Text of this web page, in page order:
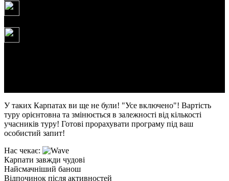
У таких Карпатах ви ще не були! "Усе включено"! Вартість
туру орієнтовна та змінюється в залежності від кількості
учасників туру! Готові прорахувати програму під ваш
особистий запит!
Нас чекає:
Карпати завжди чудові
Найсмачніший банош
Відпочинок після активностей